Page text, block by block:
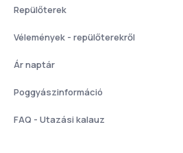
Repülőterek
Vélemények - repülőterekről
Ár naptár
Poggyászinformáció
FAQ - Utazási kalauz